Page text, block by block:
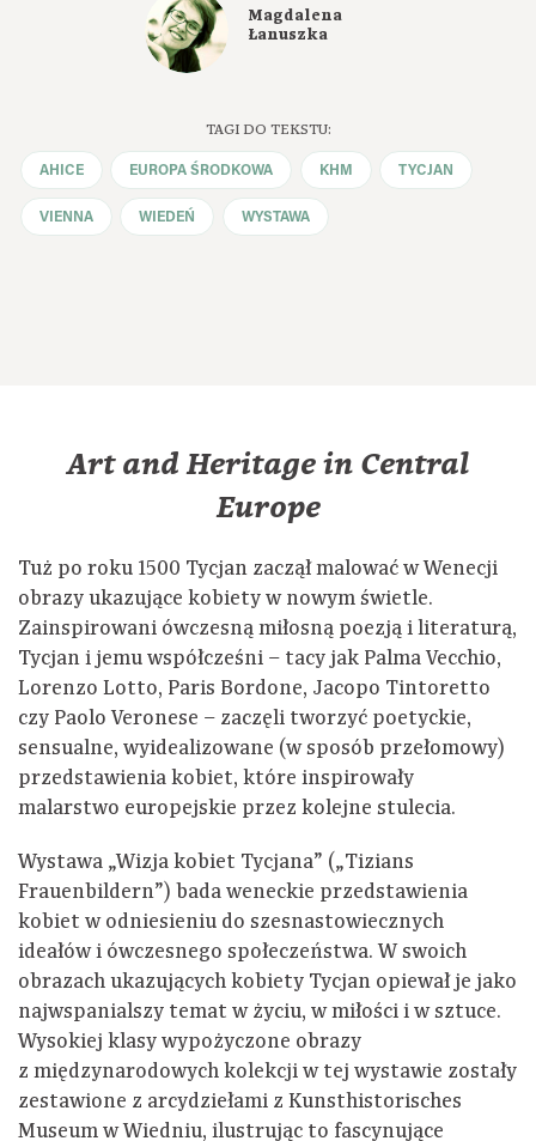
Magdalena
Łanuszka
TAGI DO TEKSTU:
AHICE EUROPA ŚRODKOWA KHM TYCJAN
VIENNA WIEDEŃ WYSTAWA
Art and Heritage in Central
Europe
Tuż po roku 1500 Tycjan zaczął malować w Wenecji
obrazy ukazujące kobiety w nowym świetle.
Zainspirowani ówczesną miłosną poezją i literaturą,
Tycjan i jemu współcześni – tacy jak Palma Vecchio,
Lorenzo Lotto, Paris Bordone, Jacopo Tintoretto
czy Paolo Veronese – zaczęli tworzyć poetyckie,
sensualne, wyidealizowane (w sposób przełomowy)
przedstawienia kobiet, które inspirowały
malarstwo europejskie przez kolejne stulecia.
Wystawa „Wizja kobiet Tycjana” („Tizians
Frauenbildern”) bada weneckie przedstawienia
kobiet w odniesieniu do szesnastowiecznych
ideałów i ówczesnego społeczeństwa. W swoich
obrazach ukazujących kobiety Tycjan opiewał je jako
najwspanialszy temat w życiu, w miłości i w sztuce.
Wysokiej klasy wypożyczone obrazy
z międzynarodowych kolekcji w tej wystawie zostały
zestawione z arcydziełami z Kunsthistorisches
Museum w Wiedniu, ilustrując to fascynujące